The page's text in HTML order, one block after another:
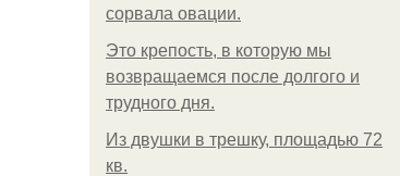
сорвала овации.
Это крепость, в которую мы
возвращаемся после долгого и
трудного дня.
Из двушки в трешку, площадью 72
кв.